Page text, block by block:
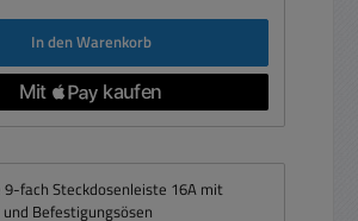
In den Warenkorb